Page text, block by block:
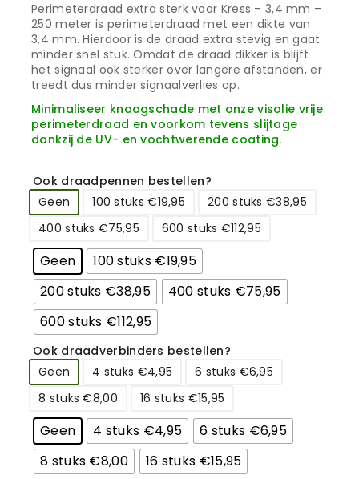
Perimeterdraad extra sterk voor Kress – 3,4 mm –
250 meter is perimeterdraad met een dikte van
3,4 mm. Hierdoor is de draad extra stevig en gaat
minder snel stuk. Omdat de draad dikker is blijft
het signaal ook sterker over langere afstanden, er
treedt dus minder signaalverlies op.
Minimaliseer knaagschade met onze visolie vrije
perimeterdraad en voorkom tevens slijtage
dankzij de UV- en vochtwerende coating.
Ook draadpennen bestellen?
Geen
100 stuks €19,95
200 stuks €38,95
400 stuks €75,95
600 stuks €112,95
Geen
100 stuks €19,95
200 stuks €38,95
400 stuks €75,95
600 stuks €112,95
Ook draadverbinders bestellen?
Geen
4 stuks €4,95
6 stuks €6,95
8 stuks €8,00
16 stuks €15,95
Geen 4 stuks €4,95
6 stuks €6,95
8 stuks €8,00
16 stuks €15,95